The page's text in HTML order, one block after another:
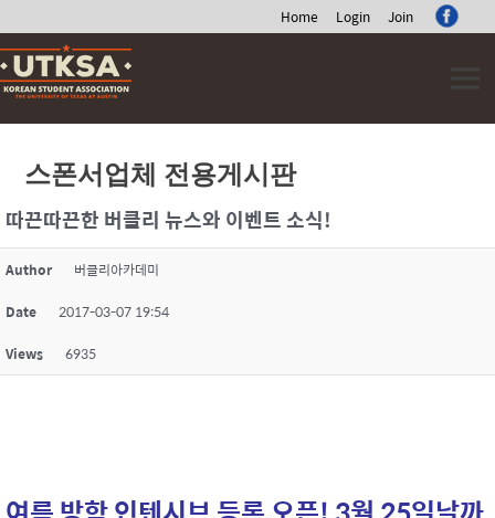
Home Login Join
Skip
to
content
스폰서업체 전용게시판
따끈따끈한 버클리 뉴스와 이벤트 소식!
Author 버클리아카데미
Date 2017-03-07 19:54
Views 6935